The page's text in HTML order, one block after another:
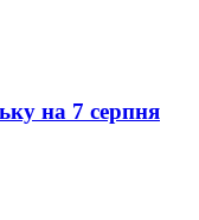
на 7 серпня